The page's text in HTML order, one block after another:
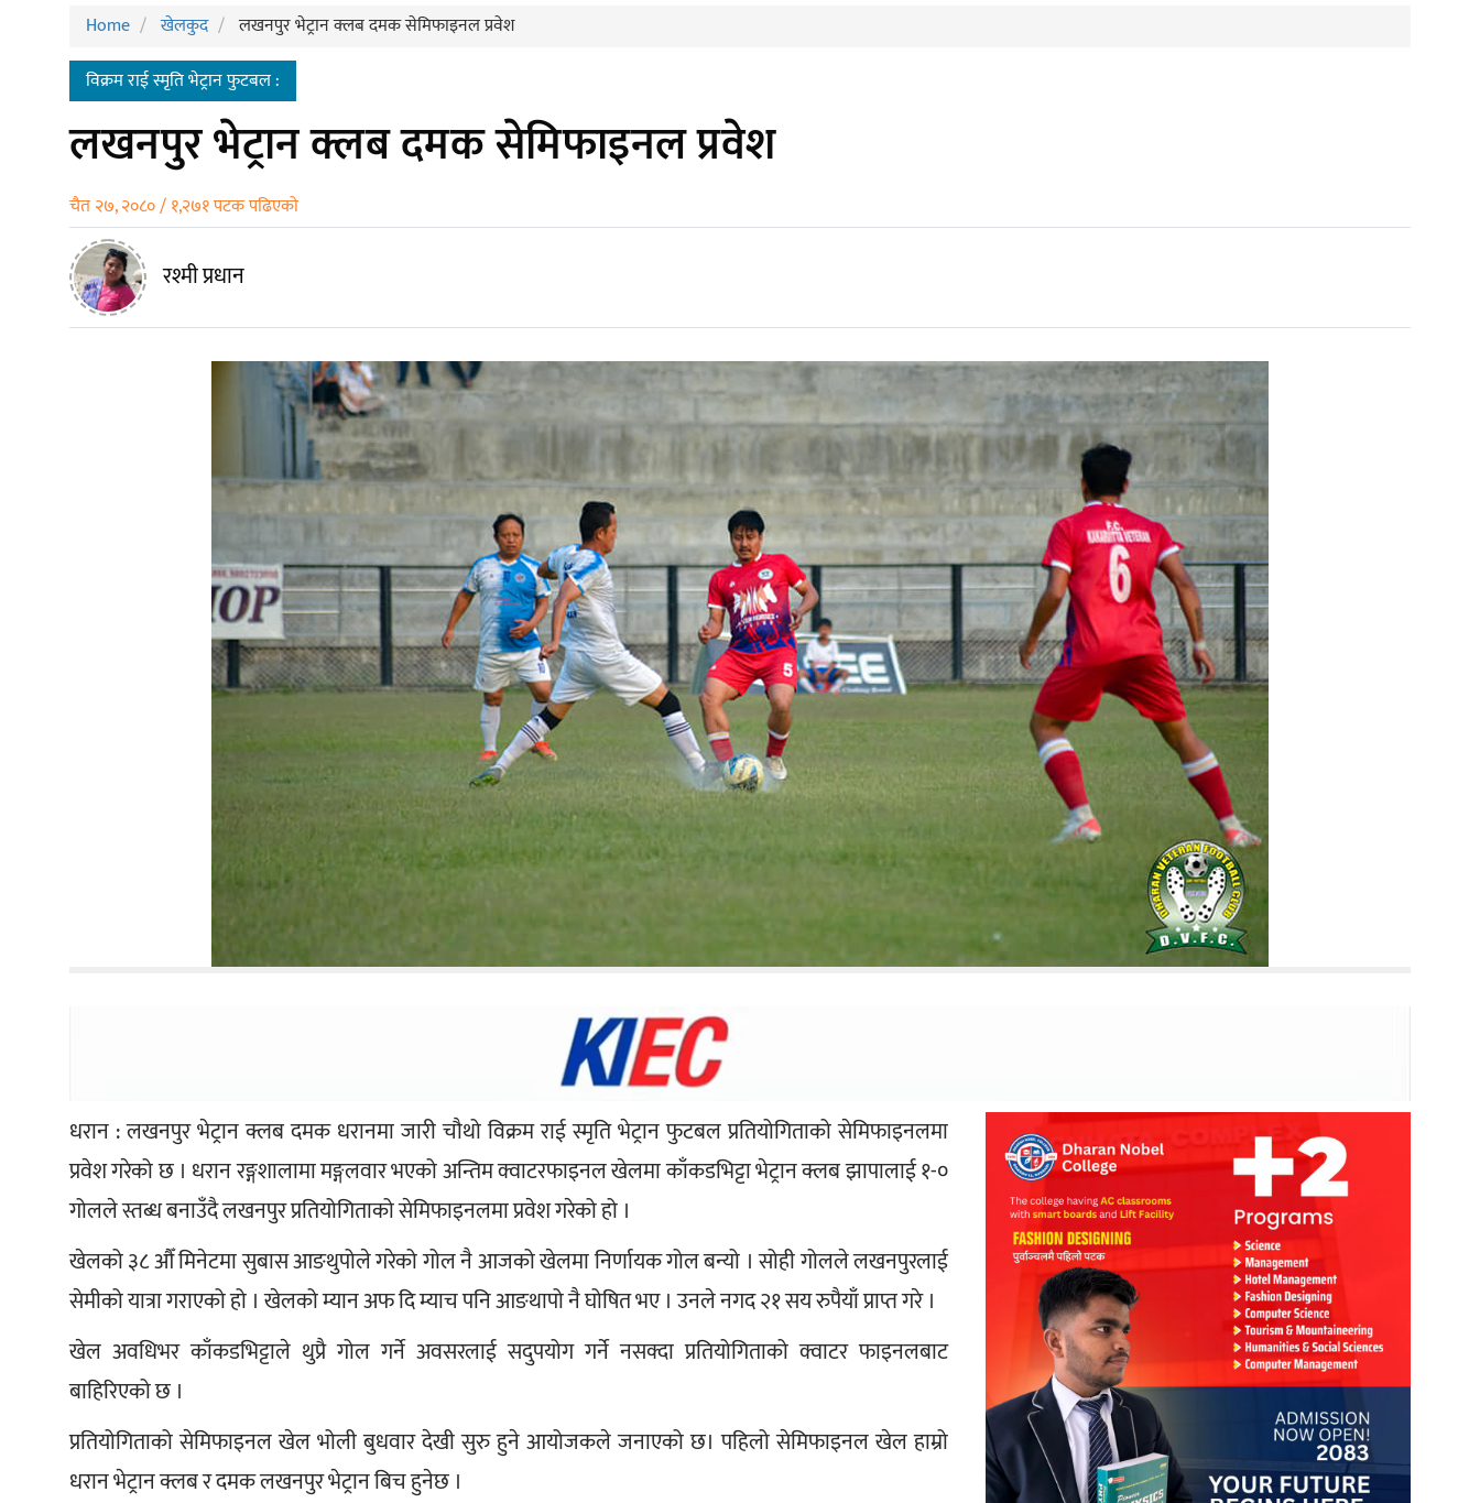
Home खेलकुद
लखनपुर भेट्रान क्लब दमक सेमिफाइनल प्रवेश
विक्रम राई स्मृति भेट्रान फुटबल :
लखनपुर भेट्रान क्लब दमक सेमिफाइनल प्रवेश
चैत २७, २०८० / १,२७१ पटक पढिएको
रश्मी प्रधान
धरान : लखनपुर भेट्रान क्लब दमक धरानमा जारी चौथो विक्रम राई स्मृति भेट्रान फुटबल प्रतियोगिताको सेमिफाइनलमा
प्रवेश गरेको छ । धरान रङ्गशालामा मङ्गलवार भएको अन्तिम क्वाटरफाइनल खेलमा काँकडभिट्टा भेट्रान क्लब झापालाई १-०
गोलले स्तब्ध बनाउँदै लखनपुर प्रतियोगिताको सेमिफाइनलमा प्रवेश गरेको हो ।
खेलको ३८ औँ मिनेटमा सुबास आङथुपोले गरेको गोल नै आजको खेलमा निर्णायक गोल बन्यो । सोही गोलले लखनपुरलाई
सेमीको यात्रा गराएको हो । खेलको म्यान अफ दि म्याच पनि आङथापो नै घोषित भए । उनले नगद २१ सय रुपैयाँ प्राप्त गरे ।
खेल अवधिभर काँकडभिट्टाले थुप्रै गोल गर्ने अवसरलाई सदुपयोग गर्ने नसक्दा प्रतियोगिताको क्वाटर फाइनलबाट
बाहिरिएको छ ।
प्रतियोगिताको सेमिफाइनल खेल भोली बुधवार देखी सुरु हुने आयोजकले जनाएको छ। पहिलो सेमिफाइनल खेल हाम्रो
धरान भेट्रान क्लब र दमक लखनपुर भेट्रान बिच हुनेछ ।